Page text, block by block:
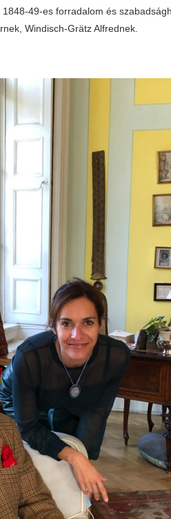
49-es forradalom és
Windisch-Grätz Alfrednek.